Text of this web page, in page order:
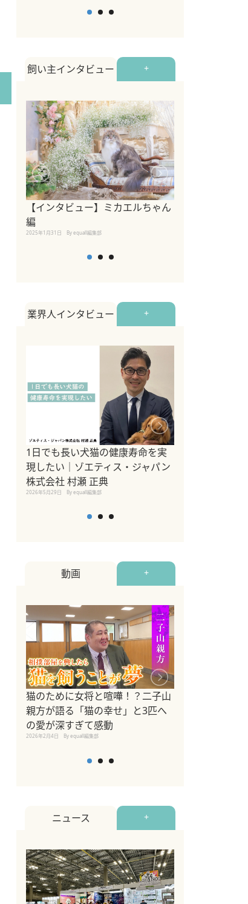
飼い主インタビュー +
【インタビュー】ミカエルちゃん
編
2025年1月31日 By equall編集部
業界人インタビュー +
1日でも長い犬猫の健康寿命を実
現したい｜ゾエティス・ジャパン
株式会社 村瀬 正典
2026年5月29日 By equall編集部
動画 +
猫のために女将と喧嘩！？二子山
親方が語る「猫の幸せ」と3匹へ
の愛が深すぎて感動
2026年2月4日 By equall編集部
ニュース +